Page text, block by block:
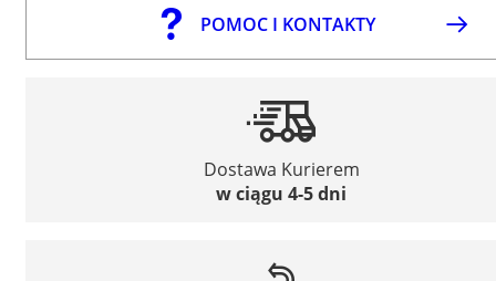
POMOC I KONTAKTY
Dostawa Kurierem
w ciągu 4-5 dni